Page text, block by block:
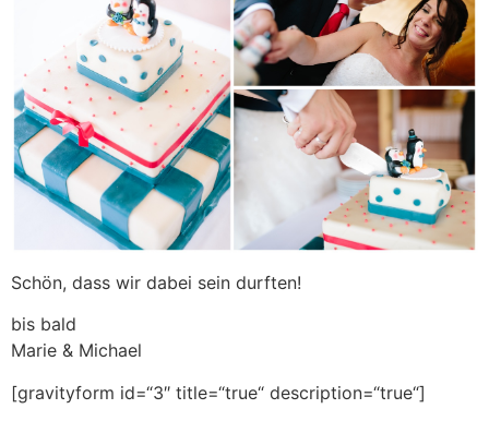
Schön, dass wir dabei sein durften!
bis bald
Marie & Michael
[gravityform id=“3″ title=“true“ description=“true“]